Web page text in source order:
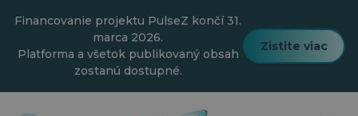
obsah
Financovanie projektu PulseZ končí 31.
marca 2026.
Platforma a všetok publikovaný obsah
zostanú dostupné.
Zistite viac